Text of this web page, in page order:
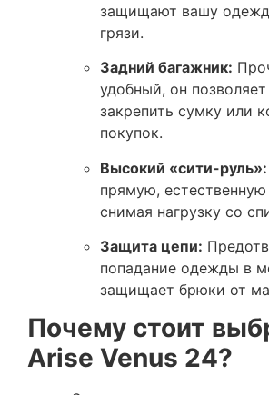
защищают вашу
грязи.
Задний багажник:
удобный, он позволяет
закрепить сумку или
покупок.
Высокий «сити-руль»:
прямую, естественную
снимая нагрузку со
Защита цепи:
попадание одежды в
защищает брюки от
Почему стоит
Arise Venus 24?